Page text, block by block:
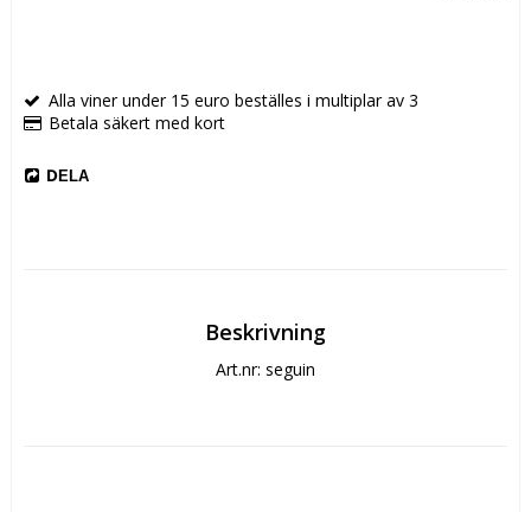
Alla viner under 15 euro beställes i multiplar av 3
Betala säkert med kort
DELA
Beskrivning
Art.nr: seguin